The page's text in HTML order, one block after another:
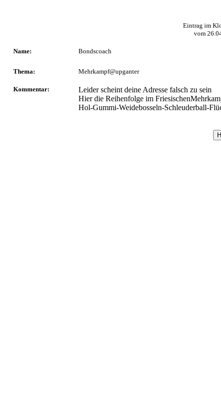
Eintrag im
vom
Name: Bondscoach
Thema: Mehrkampf@upganter
Kommentar:
Leider scheint deine Adresse falsch zu sein
Hier die Reihenfolge im
Hol-Gummi-Weidebosseln-Schleuderball-